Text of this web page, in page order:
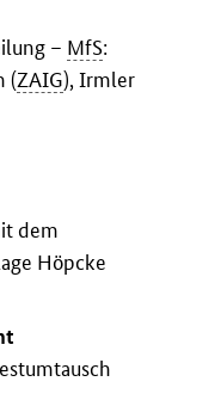
– MfS:
(ZAIG), Irmler
dem
Höpcke